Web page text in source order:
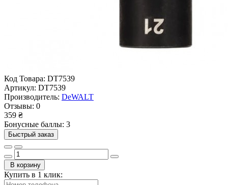
Код Товара: DT7539
Артикул: DT7539
Производитель: DeWALT
Отзывы: 0
359 ₴
Бонусные баллы: 3
Быстрый заказ
В корзину
Купить в 1 клик: